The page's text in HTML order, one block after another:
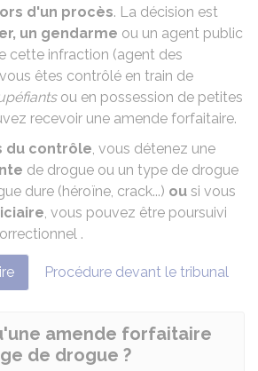
d'un procès. La décision est
un gendarme ou un agent public
cette infraction (agent des
vous êtes contrôlé en train de
ou en possession de petites
recevoir une amende forfaitaire.
du contrôle, vous détenez une
de drogue ou un type de drogue
dure (héroïne, crack...) ou si vous
, vous pouvez être poursuivi
.
Procédure devant le tribunal
amende forfaitaire
de drogue ?